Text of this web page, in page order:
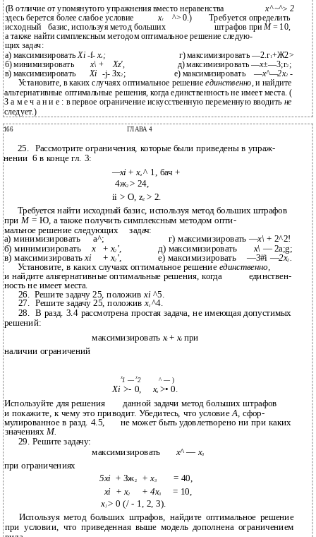
(В отличие от упомянутого упражнения вместо неравенства х^ ~^> 2
здесь берется более слабое условие xt ^> 0.) Требуется определить
исходный базис, используя метод больших штрафов приМ= 10,
а также найти симплексным методом оптимальное решение следую-
щих задач:
а) максимизироватьXi-f- xz ; г) максимизировать —2.г1+Ж2>
б) минимизировать х\ + Xz', д) максимизировать —х±—3;г2 ;
в) максимизировать Xi -j- Зх2 ; е) максимизировать —х^—2х2 -
Установите, в каких случаях оптимальное решениеединственно,и найдите
альтернативные оптимальные решения, когда единственность не имеет места. (
З а м е ч а н и е : в первое ограничение искусственную переменную вводить не
следует.)
166 ГЛАВА 4
25. Рассмотрите ограничения, которые были приведены в упраж-
нении 6 в конце гл. 3:
—xi +xz^ 1, бач +
4ж2> 24,
ii > О, z2 > 2.
Требуется найти исходный базис, используя метод больших штрафов
приМ = Ю, а также получить симплексным методом опти-
мальное решение следующих задач:
а) минимизировать а^; г) максимизировать —х\ + 2^2!
б) минимизировать
х + х2 ', д) максимизировать х\ — 2a;g;
в) максимизироватьxi + х2 ', е) максимизировать —3#i —2х2.
Установите, в каких случаях оптимальное решение единственно,
и найдите альтернативные оптимальные решения, когда
единствен-
ность не имеет места.
26. Решите задачу 25, положивxi ^5.
27. Решите задачу 25, положивxz^4.
28.
В разд. 3.4 рассмотрена простая задача, не имеющая допустимых
решений:
максимизировать xt + xz при
наличии ограничений
Х1 —Х2 ^ — )
Xi >- 0, xz >• 0.
Используйте для решения
данной задачи метод больших штрафов
и покажите, к чему это приводит. Убедитесь, что условиеА,сфор-
мулированное в разд. 4.5,
не может быть удовлетворено ни при каких
значениях М.
29. Решите задачу:
максимизировать
х^— х3
при ограничениях
5xi +Зж2 +х3
= 40,
xi + х2 + 4х3
= 10,
х}> 0 (/ - 1, 2, 3).
Используя метод больших штрафов, найдите оптимальное решение
при условии, что приведенная выше модель дополнена ограничением